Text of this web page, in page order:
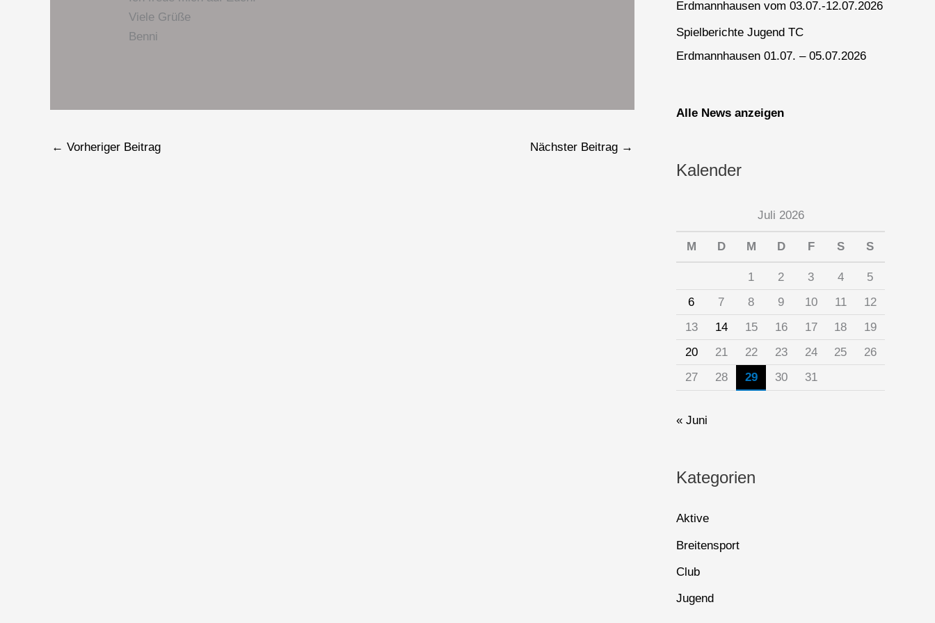
Viele Grüße
Benni
← Vorheriger Beitrag Nächster Beitrag →
Erdmannhausen vom 03.07.-12.07.2026
Spielberichte Jugend TC
Erdmannhausen 01.07. – 05.07.2026
Alle News anzeigen
Kalender
Juli 2026
M D M D F S S
1 2 3 4
5
6
7 8 9 10 11
12
13
14 15 16 17 18
19
20
21 22 23 24 25
26
27
28 29 30 31
« Juni
Kategorien
Aktive
Breitensport
Club
Jugend